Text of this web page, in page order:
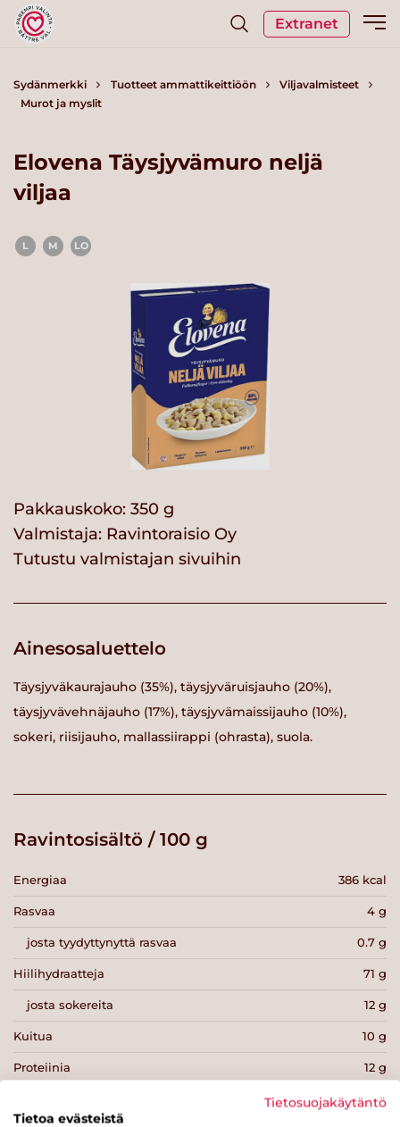
Extranet
Sydänmerkki Tuotteet ammattikeittiöön
Viljavalmisteet
Murot ja myslit
Elovena Täysjyvämuro neljä
viljaa
L M LO
Pakkauskoko: 350 g
Valmistaja: Ravintoraisio Oy
Tutustu valmistajan sivuihin
Ainesosaluettelo
Täysjyväkaurajauho (35%), täysjyväruisjauho (20%),
täysjyvävehnäjauho (17%), täysjyvämaissijauho (10%),
sokeri, riisijauho, mallassiirappi (ohrasta), suola.
Ravintosisältö / 100 g
Energiaa 386 kcal
Rasvaa 4 g
josta tyydyttynyttä rasvaa 0.7 g
Hiilihydraatteja 71 g
josta sokereita 12 g
Kuitua 10 g
Proteiinia 12 g
0.6 g
Tietosuojakäytäntö
Tietoa evästeistä